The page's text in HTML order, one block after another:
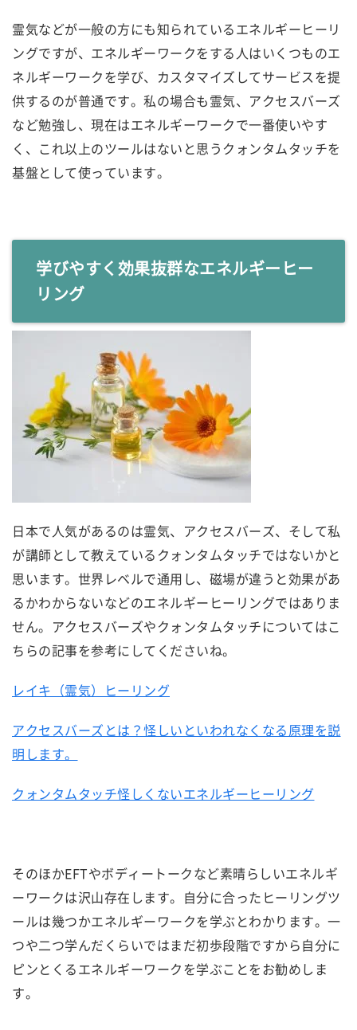
霊気などが一般の方にも知られているエネルギーヒーリ
ングですが、エネルギーワークをする人はいくつものエ
ネルギーワークを学び、カスタマイズしてサービスを提
供するのが普通です。私の場合も霊気、アクセスバーズ
など勉強し、現在はエネルギーワークで一番使いやす
く、これ以上のツールはないと思うクォンタムタッチを
基盤として使っています。
学びやすく効果抜群なエネルギーヒー
リング
日本で人気があるのは霊気、アクセスバーズ、そして私
が講師として教えているクォンタムタッチではないかと
思います。世界レベルで通用し、磁場が違うと効果があ
るかわからないなどのエネルギーヒーリングではありま
せん。アクセスバーズやクォンタムタッチについてはこ
ちらの記事を参考にしてくださいね。
レイキ（霊気）ヒーリング
アクセスバーズとは？怪しいといわれなくなる原理を説
明します。
クォンタムタッチ怪しくないエネルギーヒーリング
そのほかEFTやボディートークなど素晴らしいエネルギ
ーワークは沢山存在します。自分に合ったヒーリングツ
ールは幾つかエネルギーワークを学ぶとわかります。一
つや二つ学んだくらいではまだ初歩段階ですから自分に
ピンとくるエネルギーワークを学ぶことをお勧めしま
す。